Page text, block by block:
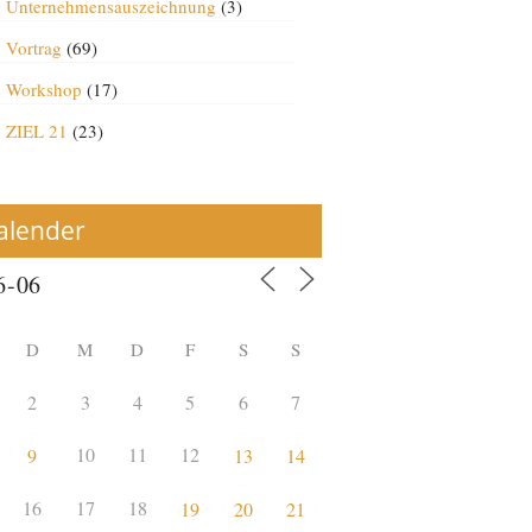
Unternehmensauszeichnung (3)
Vortrag (69)
Workshop (17)
ZIEL 21 (23)
D M D F S S
2 3 4 5 6 7
9 10 11 12 13 14
16 17 18 19 20 21